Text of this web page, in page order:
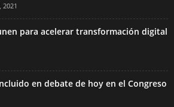
para acelerar transformación digital
en debate de hoy en el Congreso